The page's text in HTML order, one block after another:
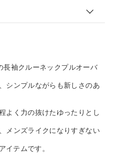
袖クルーネックプルオーバ
シンプルながらも新しさのあ
よく力の抜けたゆったりとし
メンズライクになりすぎない
イテムです。